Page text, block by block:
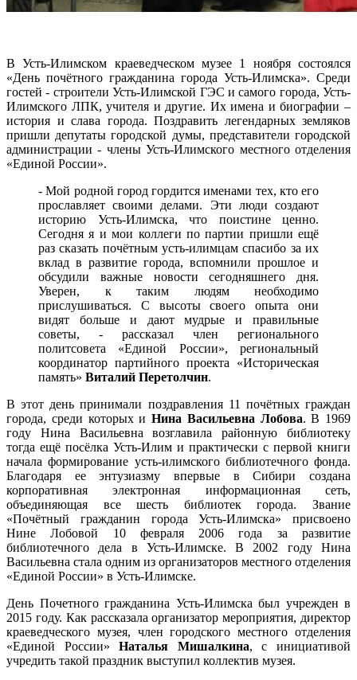
В Усть-Илимском краеведческом музее 1 ноября состоялся
«День почётного гражданина города Усть-Илимска». Среди
гостей - строители Усть-Илимской ГЭС и самого города, Усть-
Илимского ЛПК, учителя и другие. Их имена и биографии –
история и слава города. Поздравить легендарных земляков
пришли депутаты городской думы, представители городской
администрации - члены Усть-Илимского местного отделения
«Единой России».
- Мой родной город гордится именами тех, кто его
прославляет своими делами. Эти люди создают
историю Усть-Илимска, что поистине ценно.
Сегодня я и мои коллеги по партии пришли ещё
раз сказать почётным усть-илимцам спасибо за их
вклад в развитие города, вспомнили прошлое и
обсудили важные новости сегодняшнего дня.
Уверен, к таким людям необходимо
прислушиваться. С высоты своего опыта они
видят больше и дают мудрые и правильные
советы, - рассказал член регионального
политсовета «Единой России», региональный
координатор партийного проекта «Историческая
память» Виталий Перетолчин.
В этот день принимали поздравления 11 почётных граждан
города, среди которых и Нина Васильевна Лобова. В 1969
году Нина Васильевна возглавила районную библиотеку
тогда ещё посёлка Усть-Илим и практически с первой книги
начала формирование усть-илимского библиотечного фонда.
Благодаря ее энтузиазму впервые в Сибири создана
корпоративная электронная информационная сеть,
объединяющая все шесть библиотек города. Звание
«Почётный гражданин города Усть-Илимска» присвоено
Нине Лобовой 10 февраля 2006 года за развитие
библиотечного дела в Усть-Илимске. В 2002 году Нина
Васильевна стала одним из организаторов местного отделения
«Единой России» в Усть-Илимске.
День Почетного гражданина Усть-Илимска был учрежден в
2015 году. Как рассказала организатор мероприятия, директор
краеведческого музея, член городского местного отделения
«Единой России» Наталья Мишалкина, с инициативой
учредить такой праздник выступил коллектив музея.